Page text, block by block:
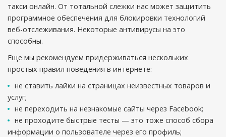
такси онлайн. От тотальной слежки нас может защитить
программное обеспечения для блокировки технологий
веб-отслеживания. Некоторые антивирусы на это
способны.
Еще мы рекомендуем придерживаться нескольких
простых правил поведения в интернете:
не ставить лайки на страницах неизвестных товаров и
услуг;
не переходить на незнакомые сайты через Facebook;
не проходите быстрые тесты — это тоже способ сбора
информации о пользователе через его профиль;